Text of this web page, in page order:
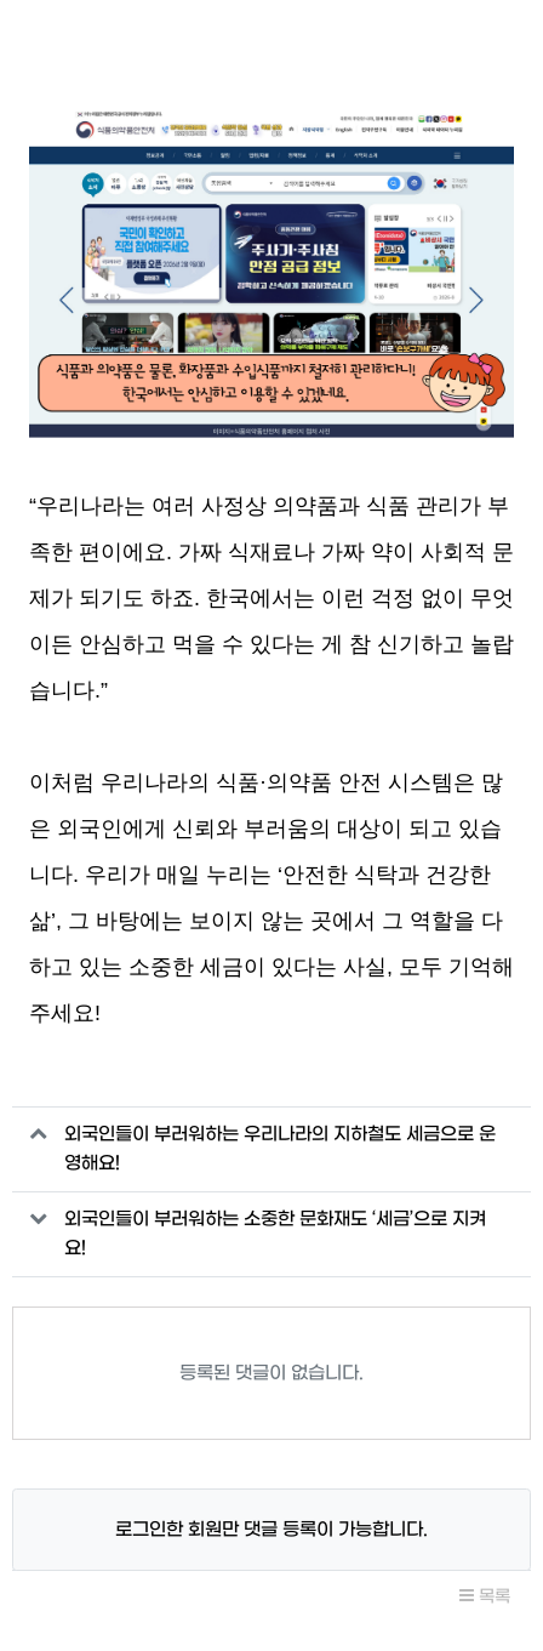
“우리나라는 여러 사정상 의약품과 식품 관리가 부
족한 편이에요. 가짜 식재료나 가짜 약이 사회적 문
제가 되기도 하죠. 한국에서는 이런 걱정 없이 무엇
이든 안심하고 먹을 수 있다는 게 참 신기하고 놀랍
습니다.”
이처럼 우리나라의 식품·의약품 안전 시스템은 많
은 외국인에게 신뢰와 부러움의 대상이 되고 있습
니다. 우리가 매일 누리는 ‘안전한 식탁과 건강한
삶’, 그 바탕에는 보이지 않는 곳에서 그 역할을 다
하고 있는 소중한 세금이 있다는 사실, 모두 기억해
주세요!
관련자료
외국인들이 부러워하는 우리나라의 지하철도 세금으로 운
영해요!
외국인들이 부러워하는 소중한 문화재도 ‘세금’으로 지켜
요!
등록된 댓글이 없습니다.
로그인한 회원만 댓글 등록이 가능합니다.
목록